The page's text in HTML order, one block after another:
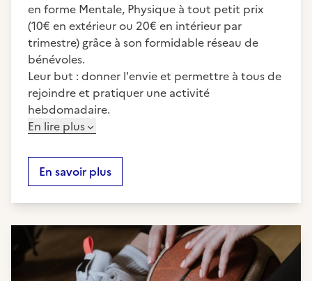
en forme Mentale, Physique à tout petit prix
(10€ en extérieur ou 20€ en intérieur par
trimestre) grâce à son formidable réseau de
bénévoles.
Leur but : donner l'envie et permettre à tous de
rejoindre et pratiquer une activité
hebdomadaire.
En lire plus
En savoir plus